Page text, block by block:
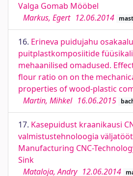
Valga Gomab Mööbel
Markus, Egert 12.06.2014
16. Erineva puidujahu
puitplastkomposiitide
mehaanilised omadused.
flour ratio on on the
properties of wood-plastic
Martin, Mihkel 16.06.2015
17. Kasepuidust kraanikausi
valmistustehnoloogia
Manufacturing CNC-
Sink
Mataloja, Andry 12.06.2014